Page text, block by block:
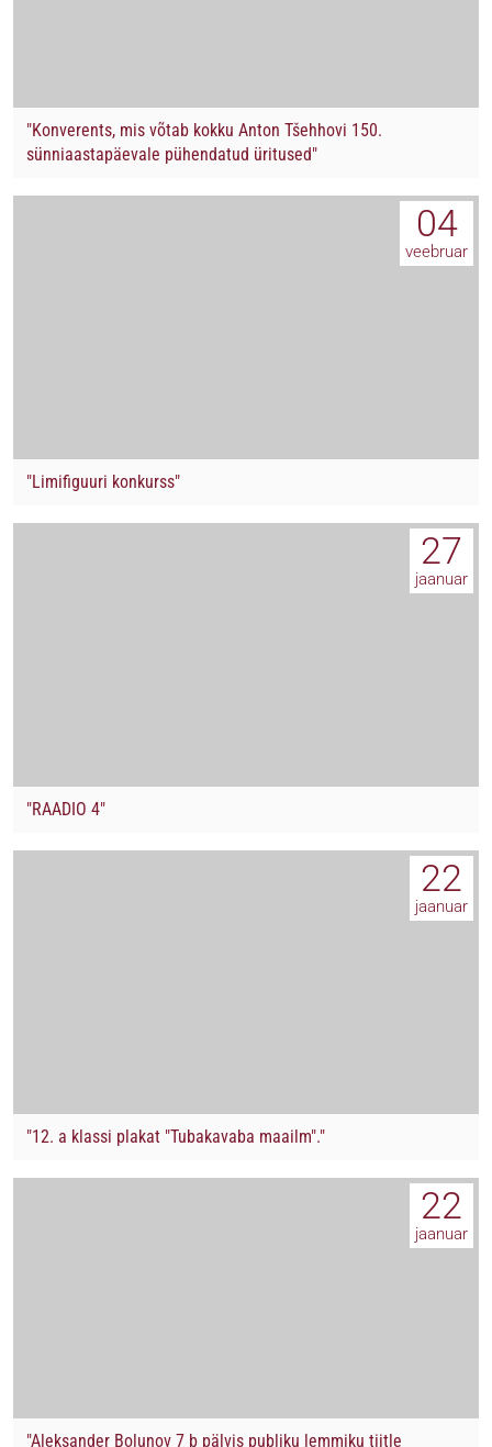
"Konverents, mis võtab kokku Anton Tšehhovi 150.
sünniaastapäevale pühendatud üritused"
04
veebruar
"Limifiguuri konkurss"
27
jaanuar
"RAADIO 4"
22
jaanuar
"12. a klassi plakat "Tubakavaba maailm"."
22
jaanuar
"Aleksander Bolunov 7 b pälvis publiku lemmiku tiitle